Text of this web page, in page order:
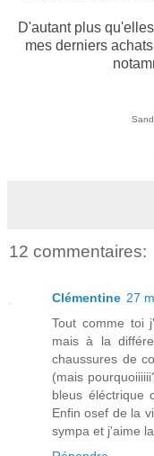
D'autant plus
mes derniers
12 commentaires:
Clémentine 27
Tout comme toi
mais à la
chaussures de
(mais
bleus éléctrique
Enfin osef de la
sympa et j'aime